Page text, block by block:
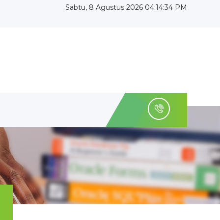
Sabtu, 8 Agustus 2026 04:14:35 PM